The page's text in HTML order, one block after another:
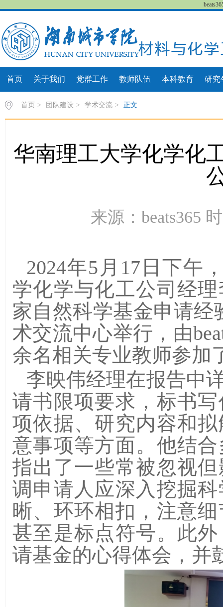
首页 关于我们 党群工作 教师队伍 本科教育 研究
首页 > 团队建设 > 学术交流 > 正文
华南理工大学化学化
来源：beats365
2024年5 月 17 日下午
学化学与化工公司经
家自然科学基金申请
术交流中心举行，由
余名相关专业教师参加
李映伟经理在报告中
请书限项要求，标书
项依据、研究内容和
意事项等方面。他结
指出了一些常被忽视
调申请人应深入挖掘
晰、环环相扣，注意
甚至是标点符号。此
请基金的心得体会，并